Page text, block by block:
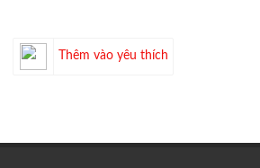
Thêm vào yêu thích